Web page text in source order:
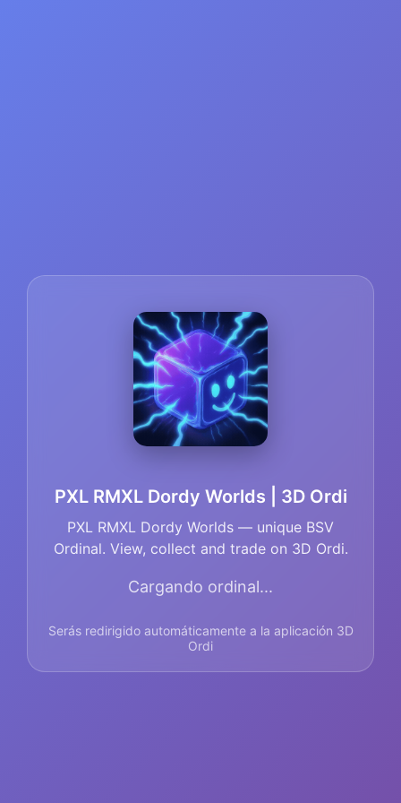
PXL RMXL Dordy Worlds | 3D Ordi
PXL RMXL Dordy Worlds — unique BSV
Ordinal. View, collect and trade on 3D Ordi.
Cargando ordinal...
Serás redirigido automáticamente a la aplicación 3D
Ordi